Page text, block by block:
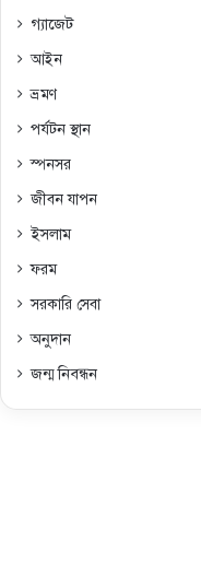
গ্যাজেট
আইন
ভ্রমণ
পর্যটন স্থান
স্পনসর
জীবন যাপন
ইসলাম
ফরম
সরকারি সেবা
অনুদান
জন্ম নিবন্ধন